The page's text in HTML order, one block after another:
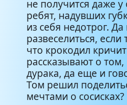
Говорящий кот Том -
Мы веселые
Чударики - Веселый
Весёлый поезд
не получится даже
ребят, надувших
из себя недотрог. Да
развеселиться, если
что крокодил
рассказывают о
дурака, да еще и
Том решил
мечтами о сосисках?